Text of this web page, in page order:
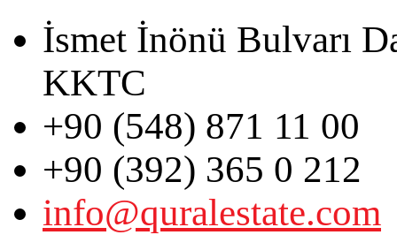
İsmet İnönü Bulvarı
KKTC
+90 (548) 871 11 00
+90 (392) 365 0 212
info@quralestate.com